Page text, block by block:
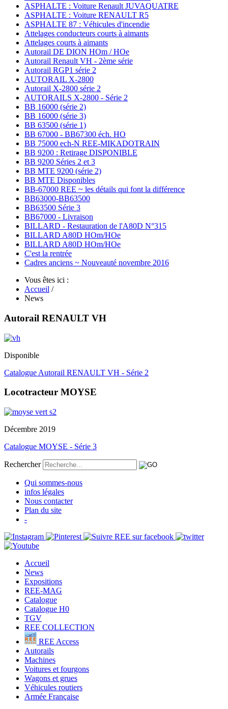
ASPHALTE : Voiture Renault JUVAQUATRE
ASPHALTE : Voiture RENAULT R5
ASPHALTE 87 : Véhicules d'incendie
Attelages conducteurs courts à aimants
Attelages courts à aimants
Autorail DE DION HOm / HOe
Autorail Renault VH - 2ème série
Autorail RGP1 série 2
AUTORAIL X-2800
Autorail X-2800 série 2
AUTORAILS X-2800 - Série 2
BB 16000 (série 2)
BB 16000 (série 3)
BB 63500 (série 1)
BB 67000 - BB67300 éch. HO
BB 75000 ech-N REE-MIKADOTRAIN
BB 9200 : Retirage DISPONIBLE
BB 9200 Séries 2 et 3
BB MTE 9200 (série 2)
BB MTE Disponibles
BB-67000 REE ~ les détails qui font la différence
BB63000-BB63500
BB63500 Série 3
BB67000 - Livraison
BILLARD - Restauration de l'A80D N°315
BILLARD A80D HOm/HOe
BILLARD A80D HOm/HOe
C'est la rentrée
Cadres anciens ~ Nouveauté novembre 2016
Vous êtes ici :
Accueil /
News
Autorail RENAULT VH
Disponible
Catalogue Autorail RENAULT VH - Série 2
Locotracteur MOYSE
Décembre 2019
Catalogue MOYSE - Série 3
Rechercher
Qui sommes-nous
infos légales
Nous contacter
Plan du site
-
Accueil
News
Expositions
REE-MAG
Catalogue
Catalogue H0
TGV
REE COLLECTION
REE Access
Autorails
Machines
Voitures et fourgons
Wagons et grues
Véhicules routiers
Armée Française